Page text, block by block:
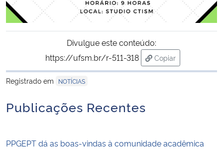
Secretaria de Governo
Gabinete de Segurança Institucional
Advocacia-Geral da União
Banco Central do Brasil
Planalto
Divulgue este conteúdo:
https://ufsm.br/r-511-318
Copiar
para área de
Registrado em
NOTÍCIAS
Publicações Recentes
PPGEPT dá as boas-vindas à comunidade acadêmica